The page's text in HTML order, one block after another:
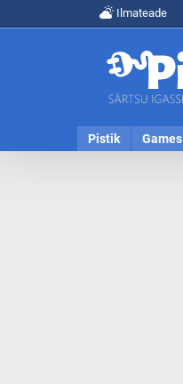
Ilmateade
Pistik Games